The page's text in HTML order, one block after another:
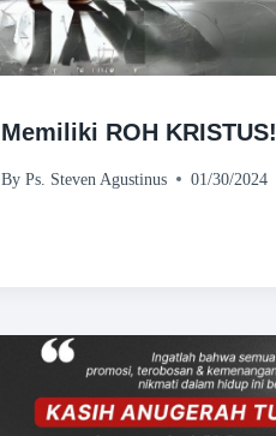
Memiliki ROH KRISTUS!
By Ps. Steven Agustinus 01/30/2024